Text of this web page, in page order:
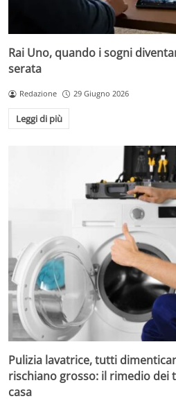
Rai Uno, quando i sogni
serata
Redazione 29 Giugno 2026
Leggi di più
Pulizia lavatrice, tutti
rischiano grosso: il rimedio dei
casa